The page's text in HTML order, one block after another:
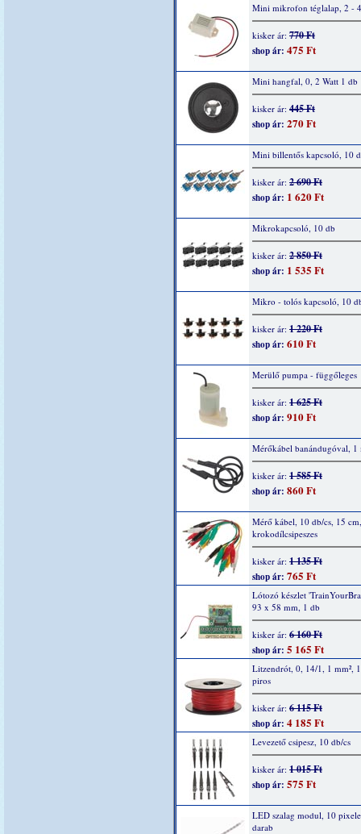
Mini mikrofon téglalap, 2 -
kisker ár: 770 Ft
shop ár: 475 Ft
Mini hangfal, 0, 2 Watt 1 db
kisker ár: 445 Ft
shop ár: 270 Ft
Mini billentős kapcsoló, 10
kisker ár: 2 690 Ft
shop ár: 1 620 Ft
Mikrokapcsoló, 10 db
kisker ár: 2 850 Ft
shop ár: 1 535 Ft
Mikro - tolós kapcsoló, 10
kisker ár: 1 220 Ft
shop ár: 610 Ft
Merülő pumpa - függőleges
kisker ár: 1 625 Ft
shop ár: 910 Ft
Mérőkábel banándugóval, 1
kisker ár: 1 585 Ft
shop ár: 860 Ft
Mérő kábel, 10 db/cs, 15 cm,
krokodílcsipeszes
kisker ár: 1 135 Ft
shop ár: 765 Ft
Lótozó készlet
93 x 58 mm, 1 db
kisker ár: 6 160 Ft
shop ár: 5 165 Ft
Litzendrót, 0, 14/1, 1 mm²,
piros
kisker ár: 6 115 Ft
shop ár: 4 185 Ft
Levezető csipesz, 10 db/cs
kisker ár: 1 015 Ft
shop ár: 575 Ft
LED szalag modul, 10
darab